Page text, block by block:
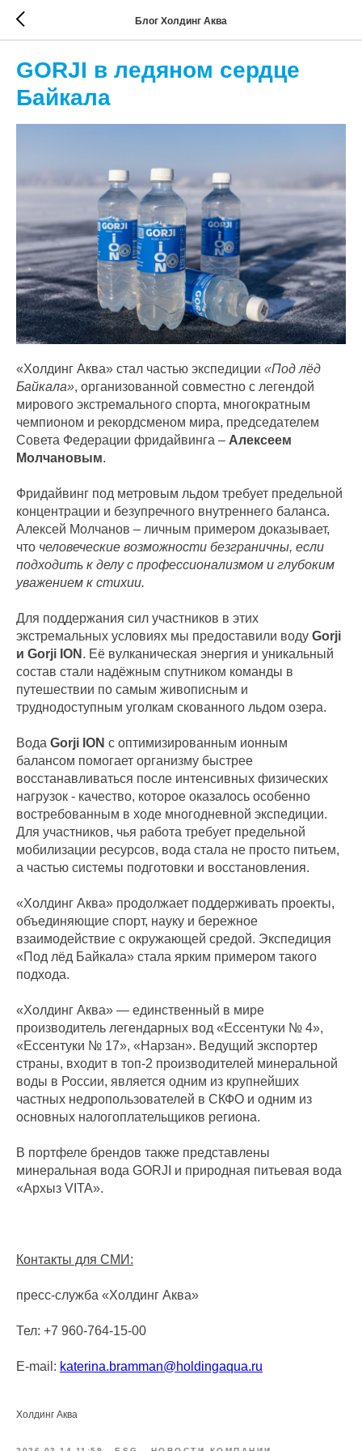
Блог Холдинг Аква
GORJI в ледяном сердце
Байкала
«Холдинг Аква» стал частью экспедиции «Под лёд
Байкала», организованной совместно с легендой
мирового экстремального спорта, многократным
чемпионом и рекордсменом мира, председателем
Совета Федерации фридайвинга – Алексеем
Молчановым.
Фридайвинг под метровым льдом требует предельной
концентрации и безупречного внутреннего баланса.
Алексей Молчанов – личным примером доказывает,
что человеческие возможности безграничны, если
подходить к делу с профессионализмом и глубоким
уважением к стихии.
Для поддержания сил участников в этих
экстремальных условиях мы предоставили воду Gorji
и Gorji ION . Её вулканическая энергия и уникальный
состав стали надёжным спутником команды в
путешествии по самым живописным и
труднодоступным уголкам скованного льдом озера.
Вода Gorji ION с оптимизированным ионным
балансом помогает организму быстрее
восстанавливаться после интенсивных физических
нагрузок - качество, которое оказалось особенно
востребованным в ходе многодневной экспедиции.
Для участников, чья работа требует предельной
мобилизации ресурсов, вода стала не просто питьем,
а частью системы подготовки и восстановления.
«Холдинг Аква» продолжает поддерживать проекты,
объединяющие спорт, науку и бережное
взаимодействие с окружающей средой. Экспедиция
«Под лёд Байкала» стала ярким примером такого
подхода.
«Холдинг Аква» — единственный в мире
производитель легендарных вод «Ессентуки № 4»,
«Ессентуки № 17», «Нарзан». Ведущий экспортер
страны, входит в топ-2 производителей минеральной
воды в России, является одним из крупнейших
частных недропользователей в СКФО и одним из
основных налогоплательщиков региона.
В портфеле брендов также представлены
минеральная вода GORJI и природная питьевая вода
«Архыз VITA».
Контакты для СМИ:
пресс-служба «Холдинг Аква»
Тел: +7 960-764-15-00
E-mail: katerina.bramman@holdingaqua.ru
Холдинг Аква